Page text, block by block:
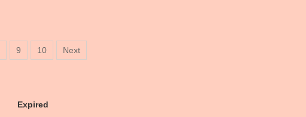
9 10 Next
Expired